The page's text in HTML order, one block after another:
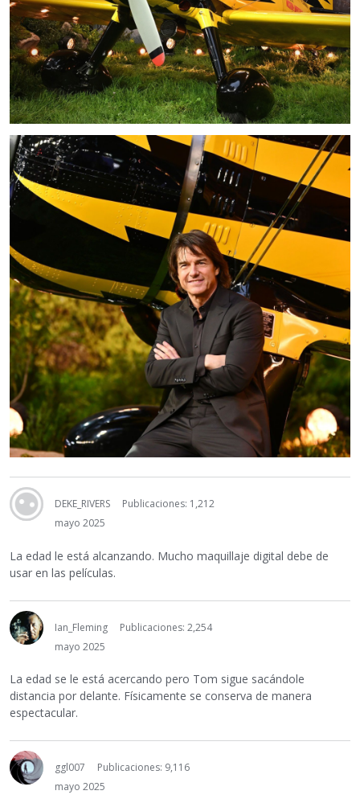
DEKE_RIVERS
Publicaciones: 1,212
mayo 2025
La edad le está alcanzando. Mucho maquillaje digital debe de
usar en las películas.
Ian_Fleming
Publicaciones: 2,254
mayo 2025
La edad se le está acercando pero Tom sigue sacándole
distancia por delante. Físicamente se conserva de manera
espectacular.
ggl007
Publicaciones: 9,116
mayo 2025